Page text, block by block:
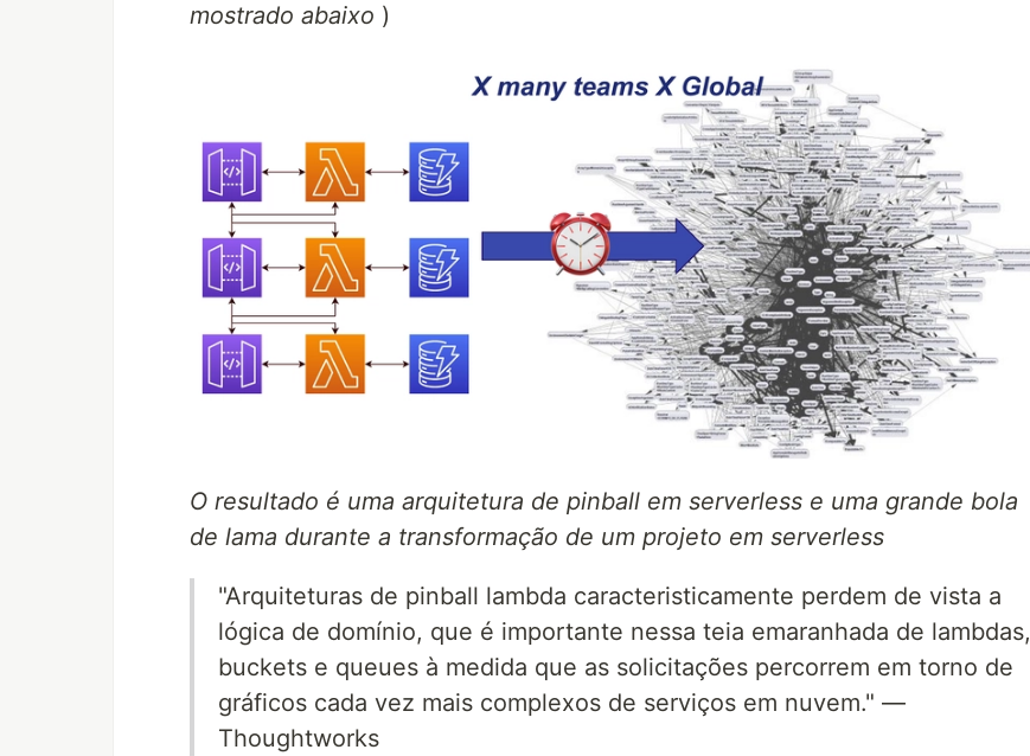
mostrado abaixo )
O resultado é uma arquitetura de pinball em serverless e uma grande bola
de lama durante a transformação de um projeto em serverless
"Arquiteturas de pinball lambda caracteristicamente perdem de vista a
lógica de domínio, que é importante nessa teia emaranhada de lambdas,
buckets e queues à medida que as solicitações percorrem em torno de
gráficos cada vez mais complexos de serviços em nuvem." —
Thoughtworks